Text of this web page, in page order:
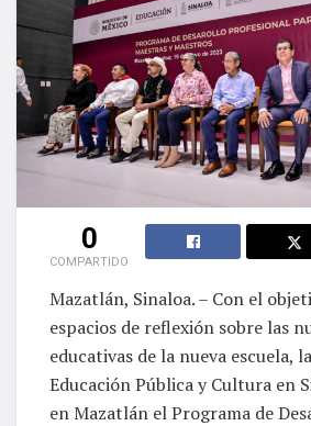
0
COMPARTIDO
Mazatlán, Sinaloa. – Con el
espacios de reflexión sobre las
educativas de la nueva escuela,
Educación Pública y Cultura en
en Mazatlán el Programa de